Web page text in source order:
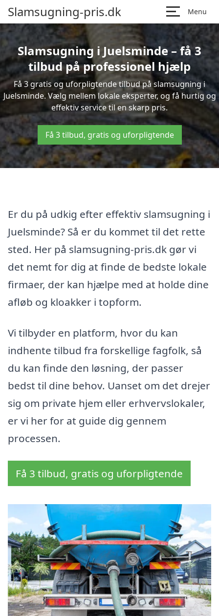
Slamsugning-pris.dk Menu
Slamsugning i Juelsminde – få 3
tilbud på professionel hjælp
Få 3 gratis og uforpligtende tilbud på slamsugning i
Juelsminde. Vælg mellem lokale eksperter, og få hurtig og
effektiv service til en skarp pris.
Få 3 tilbud, gratis og uforpligtende
Er du på udkig efter effektiv slamsugning i
Juelsminde? Så er du kommet til det rette
sted. Her på slamsugning-pris.dk gør vi
det nemt for dig at finde de bedste lokale
firmaer, der kan hjælpe med at holde dine
afløb og kloakker i topform.
Vi tilbyder en platform, hvor du kan
indhente tilbud fra forskellige fagfolk, så
du kan finde den løsning, der passer
bedst til dine behov. Uanset om det drejer
sig om private hjem eller erhvervslokaler,
er vi her for at guide dig gennem
processen.
Få 3 tilbud, gratis og uforpligtende